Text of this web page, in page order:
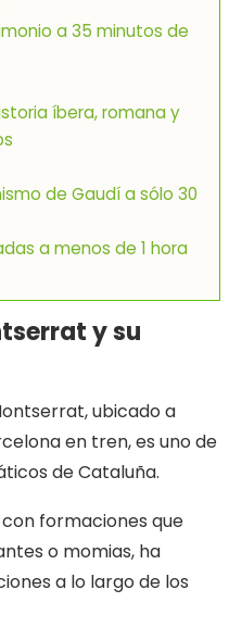
a 35 minutos de
íbera, romana y
de Gaudí a sólo 30
a menos de 1 hora
y su
ubicado a
en tren, es uno de
de Cataluña.
formaciones que
o momias, ha
a lo largo de los